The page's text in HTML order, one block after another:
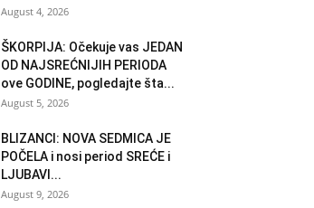
August 4, 2026
ŠKORPIJA: Očekuje vas JEDAN
OD NAJSREĆNIJIH PERIODA
ove GODINE, pogledajte šta...
August 5, 2026
BLIZANCI: NOVA SEDMICA JE
POČELA i nosi period SREĆE i
LJUBAVI...
August 9, 2026